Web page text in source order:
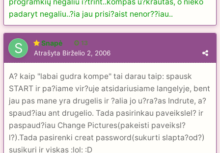
padaryt negaliu..?ia jau prisi?aist nenor??iau..
Snapė 13
Atrašyta Birželio 2, 2006
A? kaip "labai gudra kompe" tai darau taip: spausk
START ir pa?iame vir?uje atsidariusiame langelyje, bent
jau pas mane yra drugelis ir ?alia jo u?ra?as Indrute, a?
spaud?iau ant drugelio. Tada pasirinkau paveikslel? ir
paspaud?iau Change Pictures(pakeisti paveiksl?
l?).Tada pasirenki creat password(sukurti slapta?od?)
susikuri ir viskas :lol: :D